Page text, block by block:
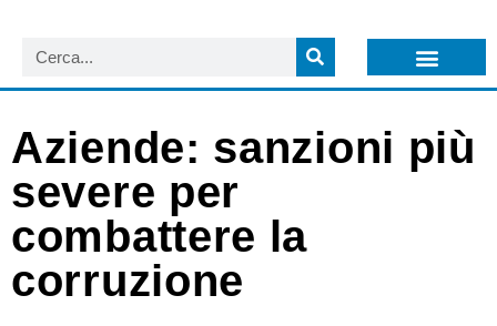
Aziende: sanzioni più
severe per
combattere la
corruzione